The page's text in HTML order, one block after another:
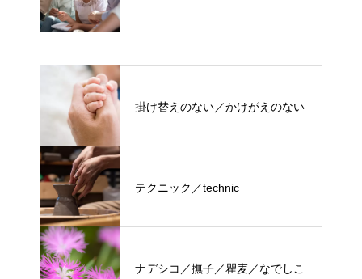
掛け替えのない／かけがえのない
テクニック／technic
ナデシコ／撫子／瞿麦／なでしこ